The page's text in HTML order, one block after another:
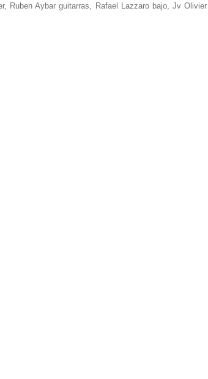
Ruben Aybar guitarras, Rafael Lazzaro bajo, Jv Olivier